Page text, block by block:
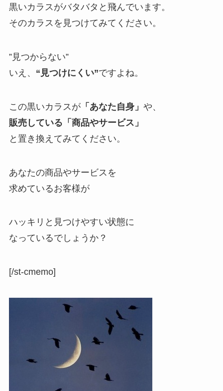
黒いカラスがバタバタと飛んでいます。
そのカラスを見つけてみてください。
”見つからない”
いえ、 “見つけにくい”ですよね。
この黒いカラスが「あなた自身」 や、
販売している「商品やサービス」
と置き換えてみてください。
あなたの商品やサービスを
求めているお客様が
ハッキリと見つけやすい状態に
なっているでしょうか？
[/st-cmemo]